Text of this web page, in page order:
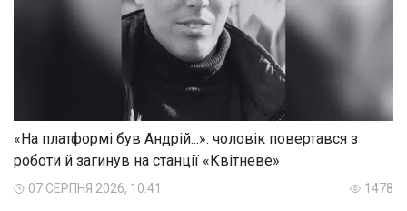
«На платформі був Андрій...»: чоловік повертався з
роботи й загинув на станції «Квітневе»
07 СЕРПНЯ 2026, 10:41 1478